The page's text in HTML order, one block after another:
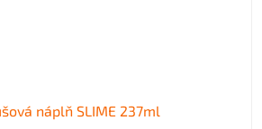
náplň SLIME 237ml